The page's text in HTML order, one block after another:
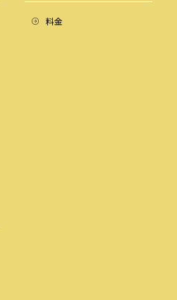
料金